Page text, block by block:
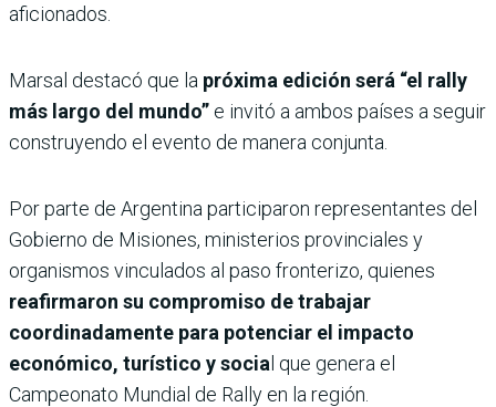
aficionados.
Marsal destacó que la próxima edición será “el rally
más largo del mundo” e invitó a ambos países a seguir
construyendo el evento de manera conjunta.
Por parte de Argentina participaron representantes del
Gobierno de Misiones, ministerios provinciales y
organismos vinculados al paso fronterizo, quienes
reafirmaron su compromiso de trabajar
coordinadamente para potenciar el impacto
económico, turístico y social que genera el
Campeonato Mundial de Rally en la región.